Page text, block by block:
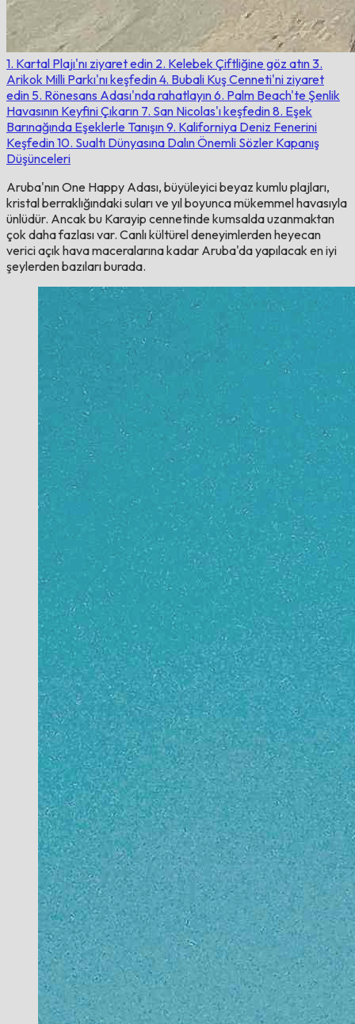
1. Kartal Plajı'nı ziyaret edin 2. Kelebek Çiftliğine göz atın3.
Arikok Milli Parkı'nı keşfedin4. Bubali Kuş Cenneti'ni ziyaret
edin 5. Rönesans Adası'nda rahatlayın6. Palm Beach'te Şenlik
Havasının Keyfini Çıkarın 7. San Nicolas'ı keşfedin8. Eşek
Barınağında Eşeklerle Tanışın9. Kaliforniya Deniz Fenerini
Keşfedin10. Sualtı Dünyasına DalınÖnemli Sözler Kapanış
Düşünceleri
Aruba'nın One Happy Adası, büyüleyici beyaz kumlu plajları,
kristal berraklığındaki suları ve yıl boyunca mükemmel havasıyla
ünlüdür. Ancak bu Karayip cennetinde kumsalda uzanmaktan
çok daha fazlası var. Canlı kültürel deneyimlerden heyecan
verici açık hava maceralarına kadar Aruba'da yapılacak en iyi
şeylerden bazıları burada.